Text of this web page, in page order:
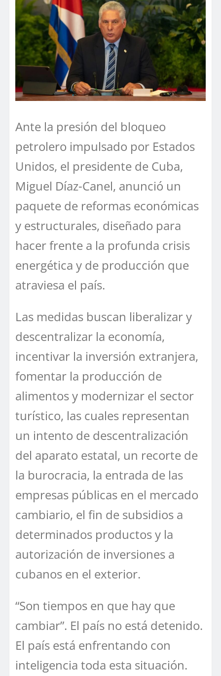
Ante la presión del bloqueo
petrolero impulsado por Estados
Unidos, el presidente de Cuba,
Miguel Díaz-Canel, anunció un
paquete de reformas económicas
y estructurales, diseñado para
hacer frente a la profunda crisis
energética y de producción que
atraviesa el país.
Las medidas buscan liberalizar y
descentralizar la economía,
incentivar la inversión extranjera,
fomentar la producción de
alimentos y modernizar el sector
turístico, las cuales representan
un intento de descentralización
del aparato estatal, un recorte de
la burocracia, la entrada de las
empresas públicas en el mercado
cambiario, el fin de subsidios a
determinados productos y la
autorización de inversiones a
cubanos en el exterior.
“Son tiempos en que hay que
cambiar”. El país no está detenido.
El país está enfrentando con
inteligencia toda esta situación.